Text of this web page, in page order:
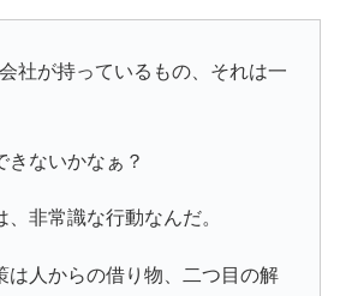
が持っているもの、それは一
ないかなぁ？
非常識な行動なんだ。
人からの借り物、二つ目の解